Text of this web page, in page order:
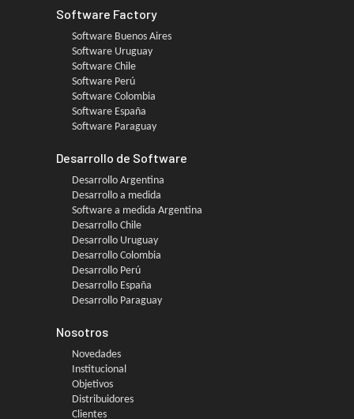
Software Factory
Software Buenos Aires
Software Uruguay
Software Chile
Software Perú
Software Colombia
Software España
Software Paraguay
Desarrollo de Software
Desarrollo Argentina
Desarrollo a medida
Software a medida Argentina
Desarrollo Chile
Desarrollo Uruguay
Desarrollo Colombia
Desarrollo Perú
Desarrollo España
Desarrollo Paraguay
Nosotros
Novedades
Institucional
Objetivos
Distribuidores
Clientes